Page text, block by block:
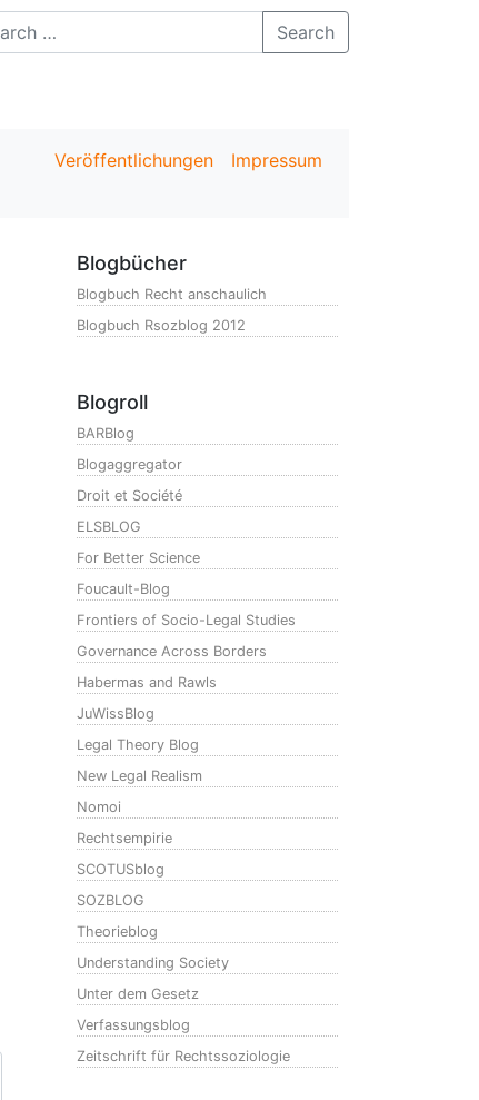
Search
Veröffentlichungen Impressum
Blogbücher
Blogbuch Recht anschaulich
Blogbuch Rsozblog 2012
Blogroll
BARBlog
Blogaggregator
Droit et Société
ELSBLOG
For Better Science
Foucault-Blog
Frontiers of Socio-Legal Studies
Governance Across Borders
Habermas and Rawls
JuWissBlog
Legal Theory Blog
New Legal Realism
Nomoi
Rechtsempirie
SCOTUSblog
SOZBLOG
Theorieblog
Understanding Society
Unter dem Gesetz
Verfassungsblog
Zeitschrift für Rechtssoziologie